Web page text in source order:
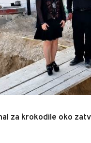
za krokodile oko